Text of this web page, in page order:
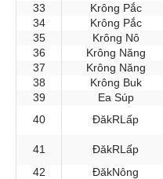
33
Krông Pắc
34
Krông Pắc
35
Krông Nô
36
Krông Năng
37
Krông Năng
38
Krông Buk
39
Ea Súp
40
ĐăkRLấp
41 ĐăkRLấp
42
ĐăkNông